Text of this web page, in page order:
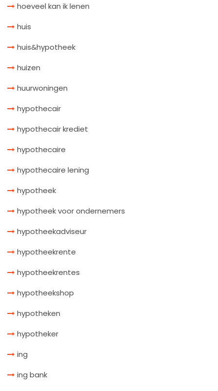
hoeveel kan ik lenen
huis
huis&hypotheek
huizen
huurwoningen
hypothecair
hypothecair krediet
hypothecaire
hypothecaire lening
hypotheek
hypotheek voor ondernemers
hypotheekadviseur
hypotheekrente
hypotheekrentes
hypotheekshop
hypotheken
hypotheker
ing
ing bank